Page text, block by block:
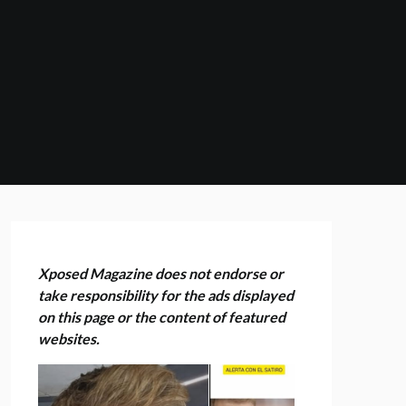
Xposed Magazine does not endorse or
take responsibility for the ads displayed
on this page or the content of featured
websites.